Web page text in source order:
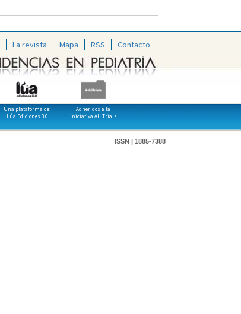
La revista Mapa RSS Contacto
Una plataforma de:
Lúa Ediciones 3.0
Adheridos a la
iniciativa All Trials
ISSN | 1885-7388